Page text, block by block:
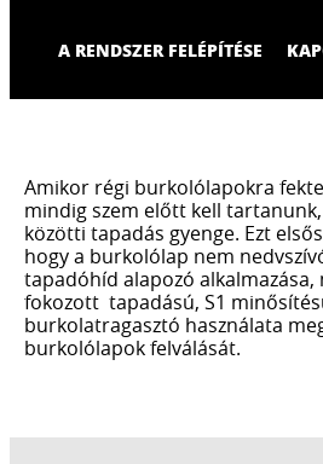
A RENDSZER FELÉPÍTÉSE
Amikor régi burkolólapokra
mindig szem előtt kell
közötti tapadás gyenge. Ezt
hogy a burkolólap nem
tapadóhíd alapozó alkalmazása,
fokozott tapadású, S1
burkolatragasztó használata
burkolólapok felválását.